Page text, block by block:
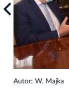
Autor: W. Majka